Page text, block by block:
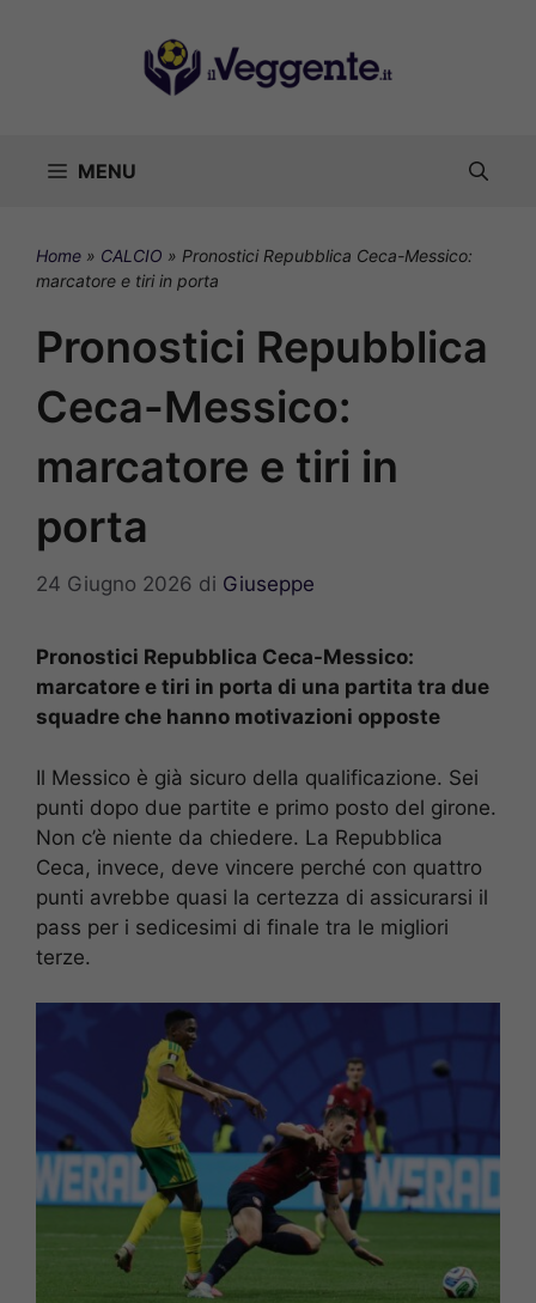
MENU
Home » CALCIO » Pronostici Repubblica Ceca-Messico:
marcatore e tiri in porta
Pronostici Repubblica
Ceca-Messico:
marcatore e tiri in
porta
24 Giugno 2026 di Giuseppe
Pronostici Repubblica Ceca-Messico:
marcatore e tiri in porta di una partita tra due
squadre che hanno motivazioni opposte
Il Messico è già sicuro della qualificazione. Sei
punti dopo due partite e primo posto del girone.
Non c’è niente da chiedere. La Repubblica
Ceca, invece, deve vincere perché con quattro
punti avrebbe quasi la certezza di assicurarsi il
pass per i sedicesimi di finale tra le migliori
terze.